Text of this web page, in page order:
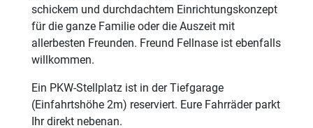
schickem und durchdachtem Einrichtungskonzept
für die ganze Familie oder die Auszeit mit
allerbesten Freunden. Freund Fellnase ist ebenfalls
willkommen.
Ein PKW-Stellplatz ist in der Tiefgarage
(Einfahrtshöhe 2m) reserviert. Eure Fahrräder parkt
Ihr direkt nebenan.